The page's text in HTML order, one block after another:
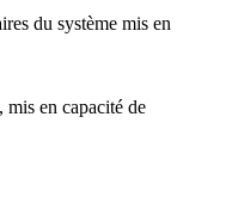
du système mis en
mis en capacité de